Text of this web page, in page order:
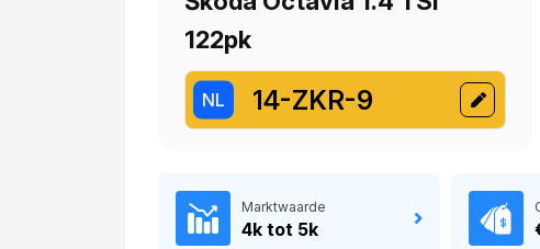
122pk
NL 14-ZKR-9
Marktwaarde
4k tot 5k